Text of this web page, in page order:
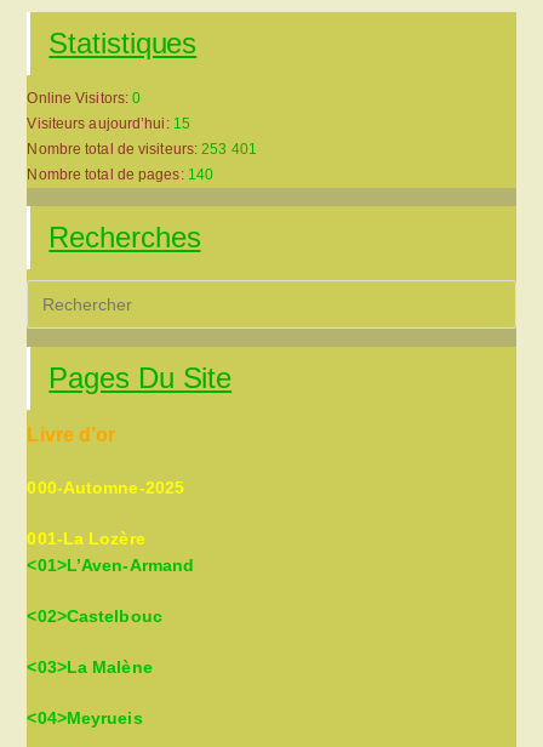
Statistiques
Online Visitors:0
Visiteurs aujourd’hui: 15
Nombre total de visiteurs:253 401
Nombre total de pages: 140
Recherches
Pages Du Site
Livre d’or
000-Automne-2025
001-La Lozère
<01>L’Aven-Armand
<02>Castelbouc
<03>La Malène
<04>Meyrueis